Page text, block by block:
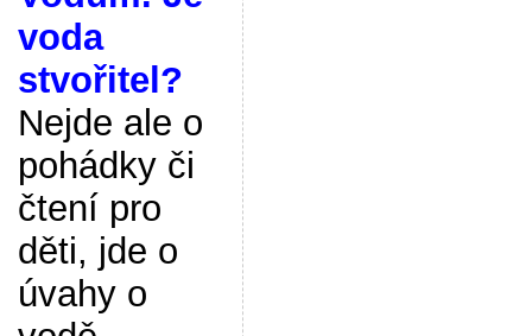
voda
stvořitel?
Nejde ale o
pohádky či
čtení pro
děti, jde o
úvahy o